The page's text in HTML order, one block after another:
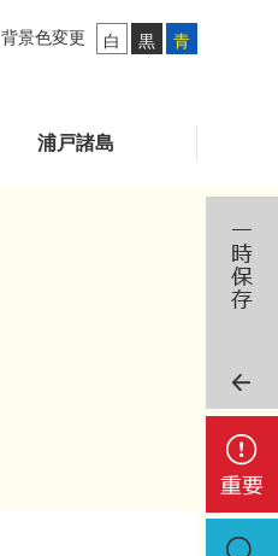
背景色変更 白 黒 青
浦戸諸島